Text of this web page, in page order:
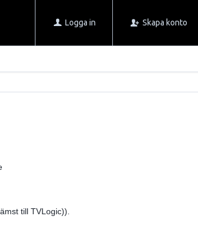
Logga in Skapa konto
till TVLogic)).